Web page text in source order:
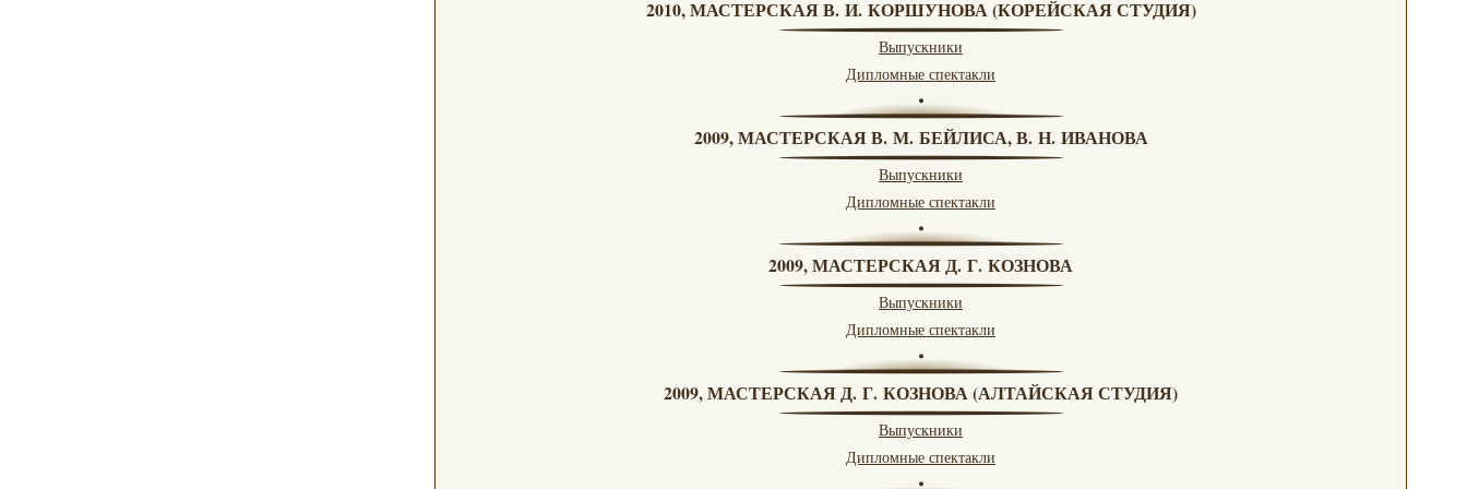
2010, МАСТЕРСКАЯ В. И. КОРШУНОВА (КОРЕЙСКАЯ СТУДИЯ)
Выпускники
Дипломные спектакли
2009, МАСТЕРСКАЯ В. М. БЕЙЛИСА, В. Н. ИВАНОВА
Выпускники
Дипломные спектакли
2009, МАСТЕРСКАЯ Д. Г. КОЗНОВА
Выпускники
Дипломные спектакли
2009, МАСТЕРСКАЯ Д. Г. КОЗНОВА (АЛТАЙСКАЯ СТУДИЯ)
Выпускники
Дипломные спектакли